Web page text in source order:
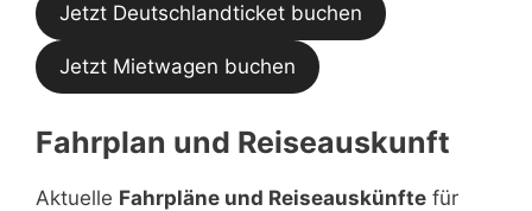
Jetzt Deutschlandticket buchen
Jetzt Mietwagen buchen
Fahrplan und Reiseauskunft
Aktuelle Fahrpläne und Reiseauskünfte für